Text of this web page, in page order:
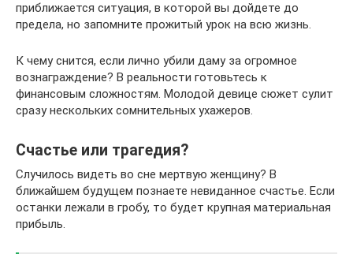
приближается ситуация, в которой вы дойдете до
предела, но запомните прожитый урок на всю жизнь.
К чему снится, если лично убили даму за огромное
вознаграждение? В реальности готовьтесь к
финансовым сложностям. Молодой девице сюжет сулит
сразу нескольких сомнительных ухажеров.
Счастье или трагедия?
Случилось видеть во сне мертвую женщину? В
ближайшем будущем познаете невиданное счастье. Если
останки лежали в гробу, то будет крупная материальная
прибыль.